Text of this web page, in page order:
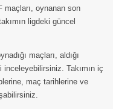
maçları, oynanan son
ligdeki güncel
maçları, aldığı
Takımın iç
maç tarihlerine ve